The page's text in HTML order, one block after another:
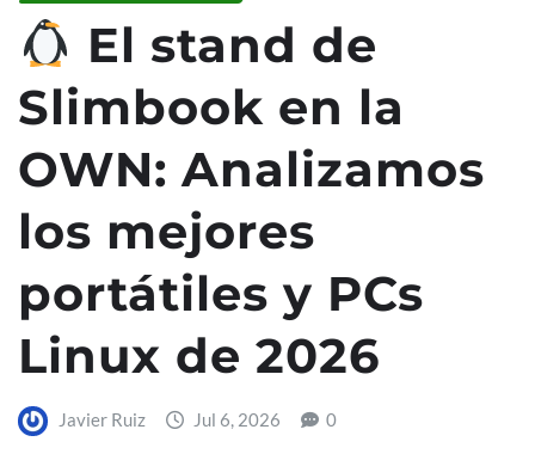
El stand de
Slimbook en la
OWN: Analizamos
los mejores
portátiles y PCs
Linux de 2026
Javier Ruiz Jul 6, 2026 0